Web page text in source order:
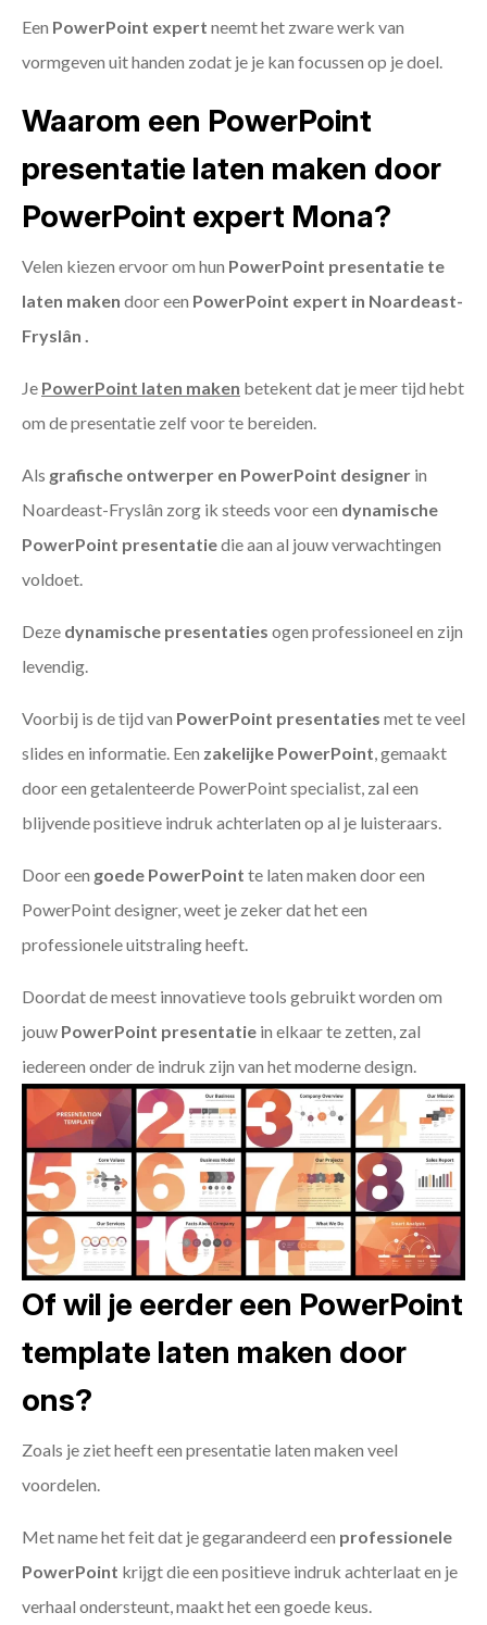
Een PowerPoint expert neemt het zware werk van
vormgeven uit handen zodat je je kan focussen op je doel.
Waarom een PowerPoint
presentatie laten maken door
PowerPoint expert Mona?
Velen kiezen ervoor om hun PowerPoint presentatie te
laten maken door een PowerPoint expert in Noardeast-
Fryslân .
Je PowerPoint laten maken betekent dat je meer tijd hebt
om de presentatie zelf voor te bereiden.
Als grafische ontwerper en PowerPoint designer in
Noardeast-Fryslân zorg ik steeds voor een dynamische
PowerPoint presentatiedie aan al jouw verwachtingen
voldoet.
Deze dynamische presentaties ogen professioneel en zijn
levendig.
Voorbij is de tijd van PowerPoint presentaties met te veel
slides en informatie. Een zakelijke PowerPoint, gemaakt
door een getalenteerde PowerPoint specialist, zal een
blijvende positieve indruk achterlaten op al je luisteraars.
Door een goede PowerPoint te laten maken door een
PowerPoint designer, weet je zeker dat het een
professionele uitstraling heeft.
Doordat de meest innovatieve tools gebruikt worden om
jouw PowerPoint presentatie in elkaar te zetten, zal
iedereen onder de indruk zijn van het moderne design.
Of wil je eerder een PowerPoint
template laten maken door
ons?
Zoals je ziet heeft een presentatie laten maken veel
voordelen.
Met name het feit dat je gegarandeerd een professionele
PowerPoint krijgt die een positieve indruk achterlaat en je
verhaal ondersteunt, maakt het een goede keus.